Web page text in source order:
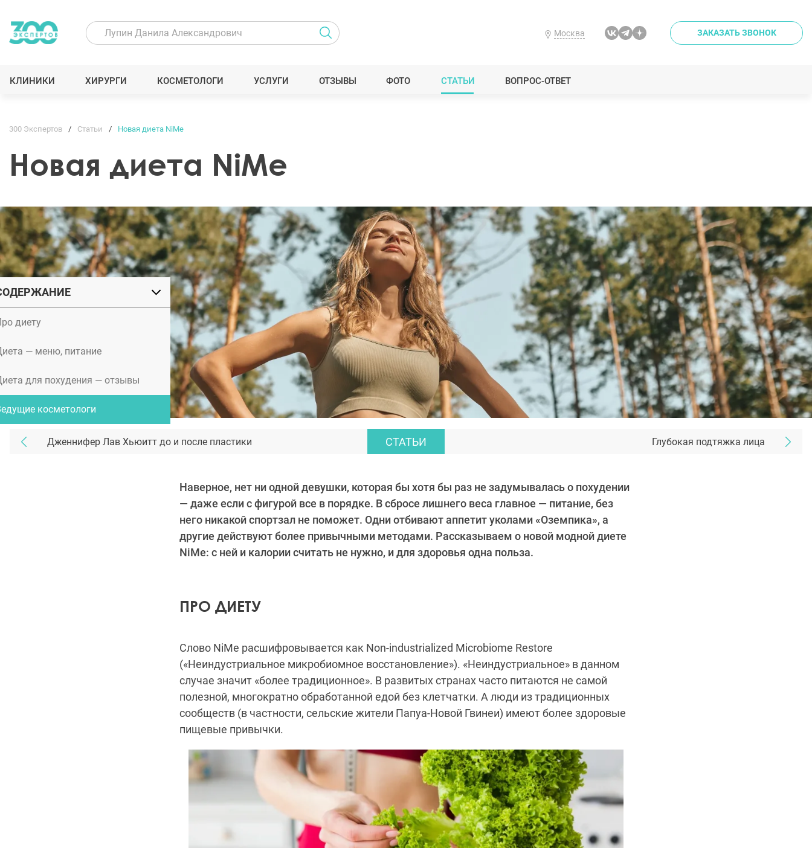
Москва ЗАКАЗАТЬ ЗВОНОК
КЛИНИКИ ХИРУРГИ КОСМЕТОЛОГИ УСЛУГИ ОТЗЫВЫ ФОТО СТАТЬИ ВОПРОС-ОТВЕТ
диету
— меню, питание
для похудения — отзывы
косметологи
300 Экспертов Статьи Новая диета NiMe
Новая диета NiMe
Дженнифер Лав Хьюитт до и после пластики СТАТЬИ Глубокая подтяжка лица
Наверное, нет ни одной девушки, которая бы хотя бы раз не задумывалась о похудении
— даже если с фигурой все в порядке. В сбросе лишнего веса главное — питание, без
него никакой спортзал не поможет. Одни отбивают аппетит уколами «Оземпика», а
другие действуют более привычными методами. Рассказываем о новой модной диете
NiMe: с ней и калории считать не нужно, и для здоровья одна польза.
ПРО ДИЕТУ
Слово NiMe расшифровывается как Non-industrialized Microbiome Restore
(«Неиндустриальное микробиомное восстановление»). «Неиндустриальное» в данном
случае значит «более традиционное». В развитых странах часто питаются не самой
полезной, многократно обработанной едой без клетчатки. А люди из традиционных
сообществ (в частности, сельские жители Папуа-Новой Гвинеи) имеют более здоровые
пищевые привычки.